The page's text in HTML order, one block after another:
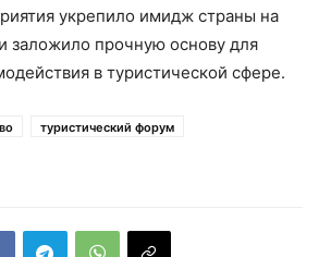
укрепило имидж страны на
заложило прочную основу для
в туристической сфере.
туристический форум